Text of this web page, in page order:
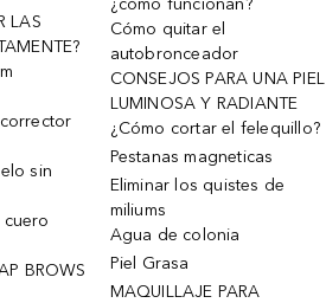
LAS
sin
cuero
BROWS
¿cómo funcionan?
Cómo quitar el
autobronceador
CONSEJOS PARA UNA PIEL
LUMINOSA Y RADIANTE
¿Cómo cortar el felequillo?
Pestanas magneticas
Eliminar los quistes de
miliums
Agua de colonia
Piel Grasa
MAQUILLAJE PARA